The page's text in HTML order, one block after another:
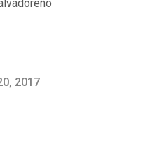
2017